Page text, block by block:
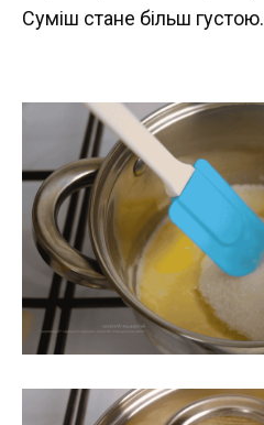
Суміш стане більш густою.